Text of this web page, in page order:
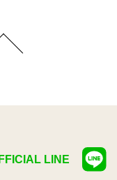
LINE